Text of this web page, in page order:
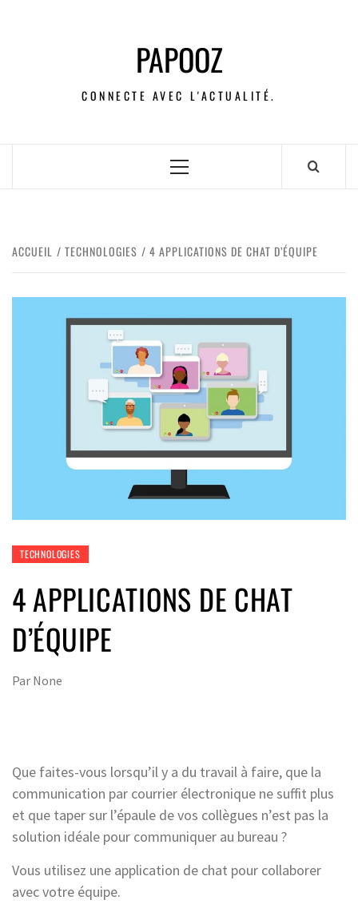
PAPOOZ
CONNECTE AVEC L'ACTUALITÉ.
ACCUEIL TECHNOLOGIES 4 APPLICATIONS DE CHAT D’ÉQUIPE
TECHNOLOGIES
4 APPLICATIONS DE CHAT
D’ÉQUIPE
Par None
Que faites-vous lorsqu’il y a du travail à faire, que la
communication par courrier électronique ne suffit plus
et que taper sur l’épaule de vos collègues n’est pas la
solution idéale pour communiquer au bureau ?
Vous utilisez une application de chat pour collaborer
avec votre équipe.